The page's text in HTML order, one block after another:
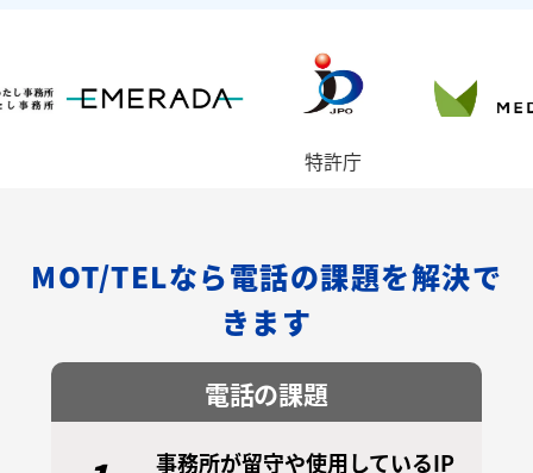
特許庁
MOT/TELなら電話の課題を解決で
きます
電話の課題
事務所が留守や使用しているIP